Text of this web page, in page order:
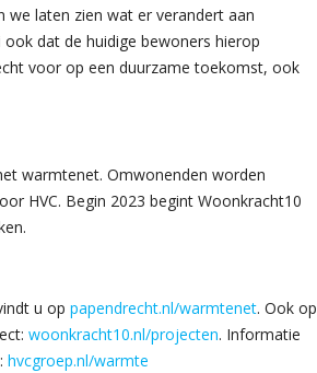
we laten zien wat er verandert aan
dat de huidige bewoners hierop
voor op een duurzame toekomst, ook
warmtenet. Omwonenden worden
HVC. Begin 2023 begint Woonkracht10
u op papendrecht.nl/warmtenet. Ook op
woonkracht10.nl/projecten. Informatie
hvcgroep.nl/warmte